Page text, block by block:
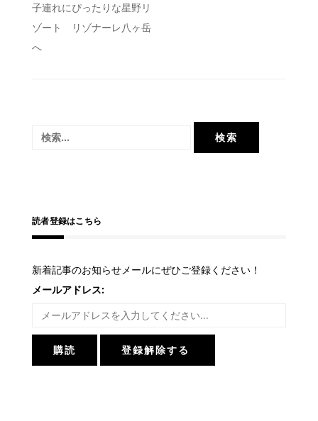
稿
ナ
シ
子連れにぴったりな星野リ
ゾート リゾナーレ八ヶ岳
へ
読者登録はこちら
新着記事のお知らせメールにぜひご登録ください！
メールアドレス: